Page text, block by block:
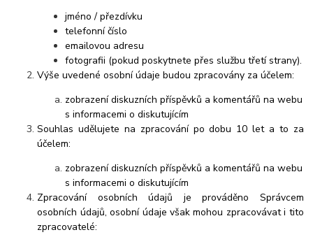
jméno / přezdívku
telefonní číslo
emailovou adresu
fotografii (pokud poskytnete přes službu třetí strany).
Výše uvedené osobní údaje budou zpracovány za účelem:
zobrazení diskuzních příspěvků a komentářů na webu
s informacemi o diskutujícím
Souhlas udělujete na zpracování po dobu 10 let a to za
účelem:
zobrazení diskuzních příspěvků a komentářů na webu
s informacemi o diskutujícím
Zpracování osobních údajů je prováděno Správcem
osobních údajů, osobní údaje však mohou zpracovávat i tito
zpracovatelé: